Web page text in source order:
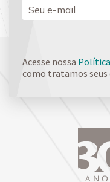
Acesse nossa
como tratamos seus